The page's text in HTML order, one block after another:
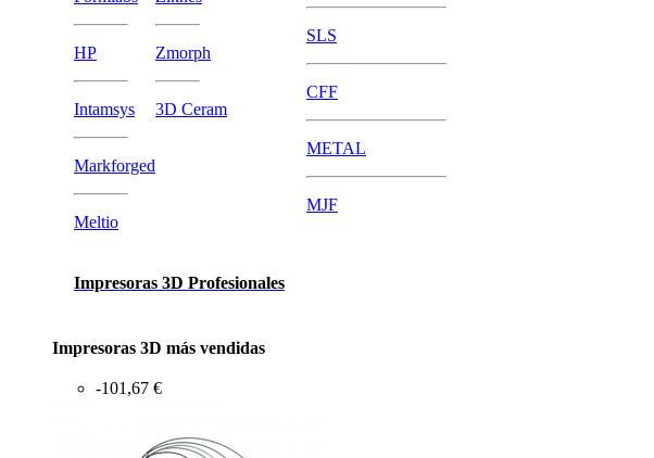
HP
Intamsys
Markforged
Meltio
Zmorph
3D Ceram
Impresoras 3D Profesionales
SLS
CFF
METAL
MJF
Impresoras 3D más vendidas
-101,67 €